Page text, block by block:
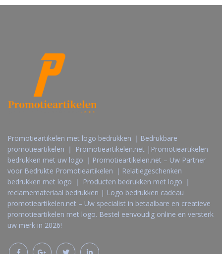
Promotieartikelen met logo bedrukken ｜Bedrukbare
promotieartikelen ｜ Promotieartikelen.net |Promotieartikelen
bedrukken met uw logo ｜Promotieartikelen.net – Uw Partner
voor Bedrukte Promotieartikelen ｜Relatiegeschenken
bedrukken met logo ｜ Producten bedrukken met logo ｜
reclamemateriaal bedrukken | Logo bedrukken cadeau
promotieartikelen.net – Uw specialist in betaalbare en creatieve
promotieartikelen met logo. Bestel eenvoudig online en versterk
uw merk in 2026!